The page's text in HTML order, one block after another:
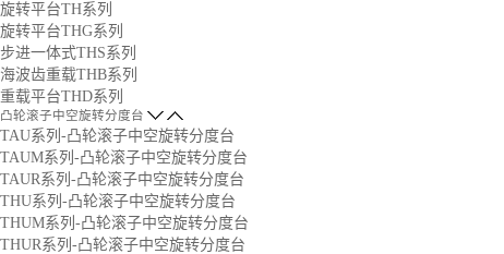
旋转平台TH系列
旋转平台THG系列
步进一体式THS系列
海波齿重载THB系列
重载平台THD系列
凸轮滚子中空旋转分度台
TAU系列-凸轮滚子中空旋转分度台
TAUM系列-凸轮滚子中空旋转分度台
TAUR系列-凸轮滚子中空旋转分度台
THU系列-凸轮滚子中空旋转分度台
THUM系列-凸轮滚子中空旋转分度台
THUR系列-凸轮滚子中空旋转分度台